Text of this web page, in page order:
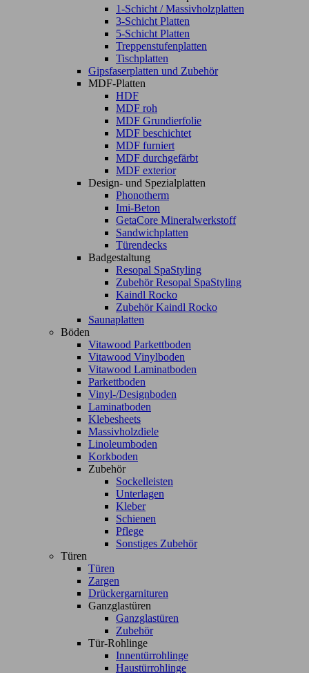
1-Schicht / Massivholzplatten
3-Schicht Platten
5-Schicht Platten
Treppenstufenplatten
Tischplatten
Gipsfaserplatten und Zubehör
MDF-Platten
HDF
MDF roh
MDF Grundierfolie
MDF beschichtet
MDF furniert
MDF durchgefärbt
MDF exterior
Design- und Spezialplatten
Phonotherm
Imi-Beton
GetaCore Mineralwerkstoff
Sandwichplatten
Türendecks
Badgestaltung
Resopal SpaStyling
Zubehör Resopal SpaStyling
Kaindl Rocko
Zubehör Kaindl Rocko
Saunaplatten
Böden
Vitawood Parkettboden
Vitawood Vinylboden
Vitawood Laminatboden
Parkettboden
Vinyl-/Designboden
Laminatboden
Klebesheets
Massivholzdiele
Linoleumboden
Korkboden
Zubehör
Sockelleisten
Unterlagen
Kleber
Schienen
Pflege
Sonstiges Zubehör
Türen
Türen
Zargen
Drückergarnituren
Ganzglastüren
Ganzglastüren
Zubehör
Tür-Rohlinge
Innentürrohlinge
Haustürrohlinge